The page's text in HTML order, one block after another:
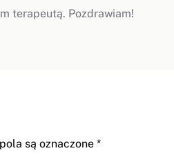
terapeutą. Pozdrawiam!
są oznaczone *